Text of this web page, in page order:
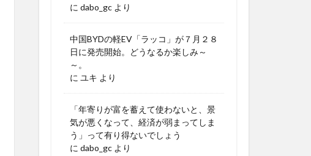
に dabo_gc より
中国BYDの軽EV「ラッコ」が７月２８
日に発売開始。どうなるか楽しみ～
～。
に ユキ より
「年寄りが富を蓄えて使わないと、景
気が悪くなって、経済が弱まってしま
う」って有り得ないでしょう
に dabo_gc より